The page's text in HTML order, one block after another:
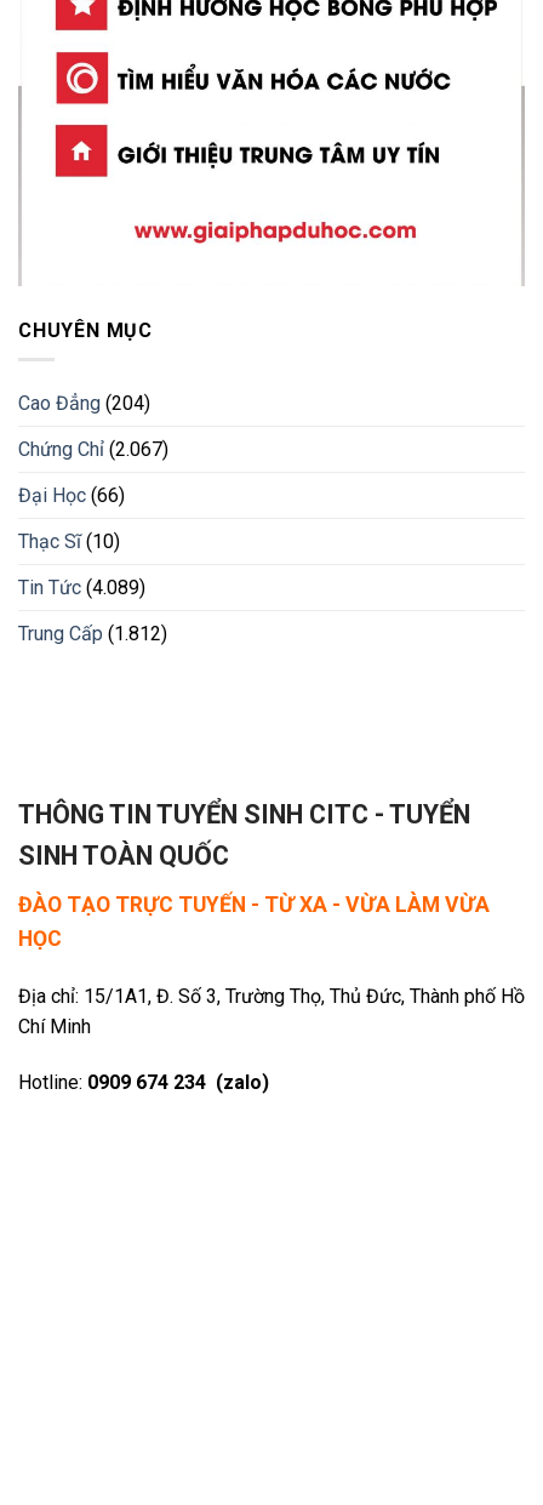
CHUYÊN MỤC
Cao Đẳng (204)
Chứng Chỉ (2.067)
Đại Học (66)
Thạc Sĩ(10)
Tin Tức (4.089)
Trung Cấp (1.812)
THÔNG TIN TUYỂN SINH CITC - TUYỂN
SINH TOÀN QUỐC
ĐÀO TẠO TRỰC TUYẾN - TỪ XA - VỪA LÀM VỪA
HỌC
Địa chỉ: 15/1A1, Đ. Số 3, Trường Thọ, Thủ Đức, Thành phố Hồ
Chí Minh
Hotline: 0909 674 234 (zalo)